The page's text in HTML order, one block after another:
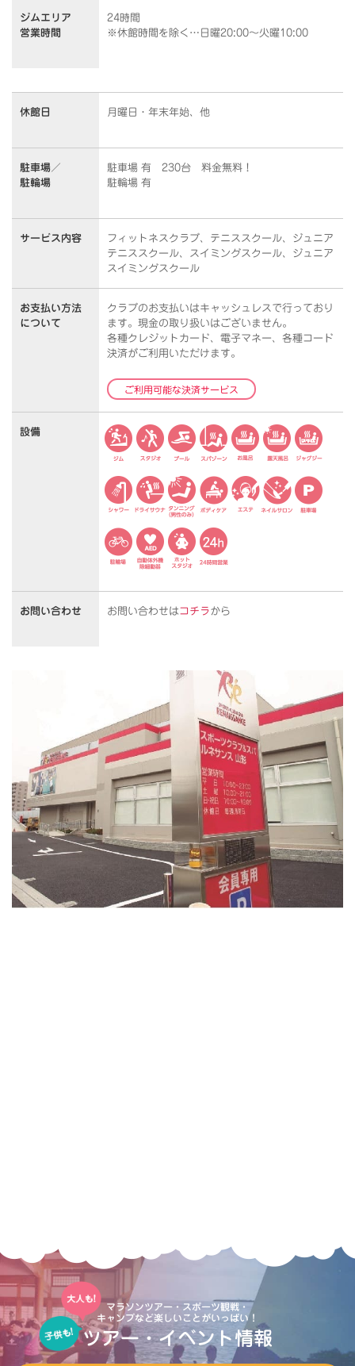
ジムエリア
営業時間
24時間
※休館時間を除く…日曜20:00～火曜10:00
休館日 月曜日・年末年始、他
駐車場／
駐輪場
駐車場 有 230台 料金無料！
駐輪場 有
サービス内容
フィットネスクラブ、テニススクール、ジュニア
テニススクール、スイミングスクール、ジュニア
スイミングスクール
お支払い方法
について
クラブのお支払いはキャッシュレスで行っており
ます。 現金の取り扱いはございません。
各種クレジットカード、電子マネー、各種コード
決済がご利用いただけます。
ご利用可能な決済サービス
設備
お問い合わせ お問い合わせはコチラから
マラソンツアー・スポーツ観戦・
キャンプなど楽しいことがいっぱい！
ツアー・イベント情報